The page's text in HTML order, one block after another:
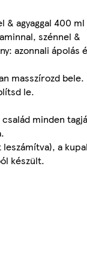
& agyaggal 400 ml
szénnel &
azonnali ápolás
masszírozd bele.
le.
minden
a
készült.